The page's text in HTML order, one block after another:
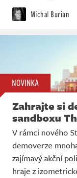
Michal Burian
NOVINKA
Zahrajte si
sandboxu
V rámci nového
demoverze
zajímavý akční
hraje z